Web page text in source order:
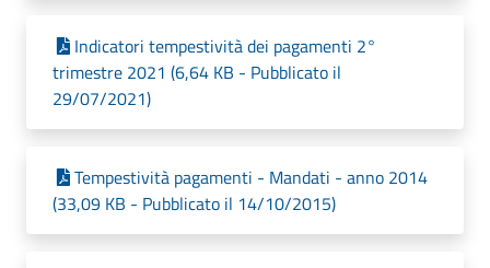
Indicatori tempestività dei pagamenti 2°
trimestre 2021 (6,64 KB - Pubblicato il
29/07/2021)
Tempestività pagamenti - Mandati - anno 2014
(33,09 KB - Pubblicato il 14/10/2015)